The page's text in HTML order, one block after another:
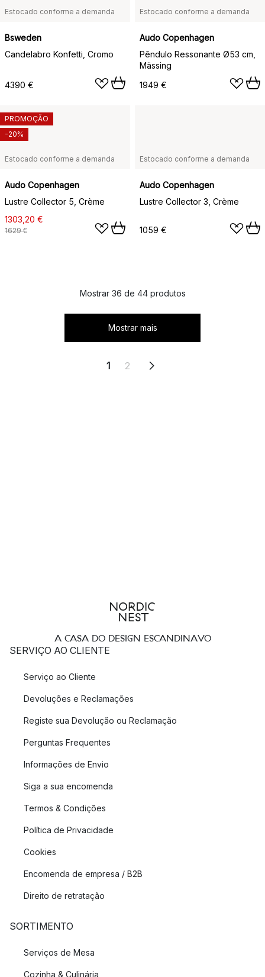
Estocado conforme a demanda
Bsweden
Candelabro Konfetti, Cromo
4390 €
Estocado conforme a demanda
Audo Copenhagen
Pêndulo Ressonante Ø53 cm,
Mässing
1949 €
Estocado conforme a demanda
Audo Copenhagen
Lustre Collector 5, Crème
1303,20 €
1629 €
PROMOÇÃO
-20%
Estocado conforme a demanda
Audo Copenhagen
Lustre Collector 3, Crème
1059 €
Mostrar 36 de 44 produtos
Mostrar mais
1 2
A CASA DO DESIGN ESCANDINAVO
SERVIÇO AO CLIENTE
Serviço ao Cliente
Devoluções e Reclamações
Registe sua Devolução ou Reclamação
Perguntas Frequentes
Informações de Envio
Siga a sua encomenda
Termos & Condições
Política de Privacidade
Cookies
Encomenda de empresa / B2B
Direito de retratação
SORTIMENTO
Serviços de Mesa
Cozinha & Culinária